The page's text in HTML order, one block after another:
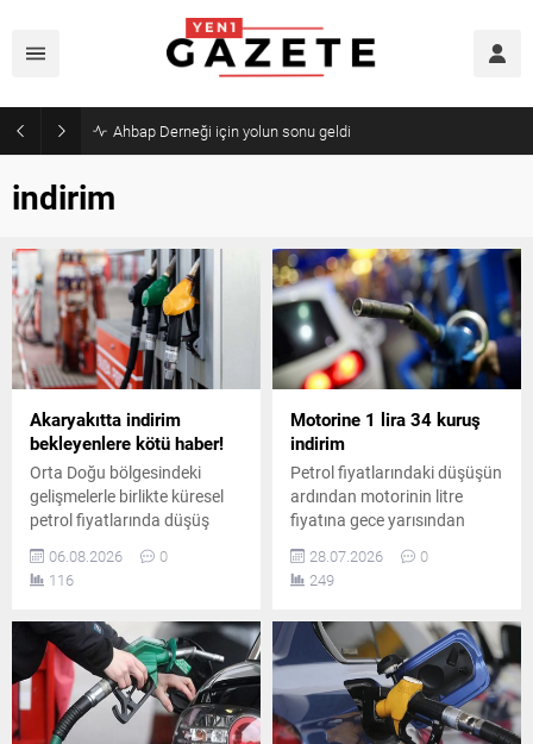
Mourinho’dan Arda Güler’e kötü haber
indirim
Akaryakıtta indirim
bekleyenlere kötü haber!
Orta Doğu bölgesindeki
gelişmelerle birlikte küresel
petrol fiyatlarında düşüş
pompa fiyatları aynı kaldı.
Planlanan yüksek oranlı
vergi artışına aktarıldı.
06.08.2026
0
116
Motorine 1 lira 34 kuruş
indirim
Petrol fiyatlarındaki düşüşün
ardından motorinin litre
fiyatına gece yarısından
indirim yapıldı. Benzin
fiyatlarında ise herhangi bir
28.07.2026
0
249